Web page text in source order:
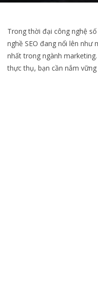
Trong thời đại công nghệ
nghề SEO đang nổi lên như
nhất trong ngành
thực thụ, bạn cần nắm